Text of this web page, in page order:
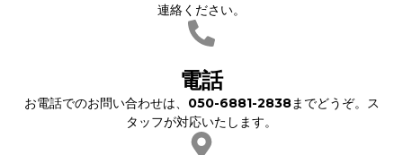
連絡ください。
電話
お電話でのお問い合わせは、 050-6881-2838までどうぞ。ス
タッフが対応いたします。